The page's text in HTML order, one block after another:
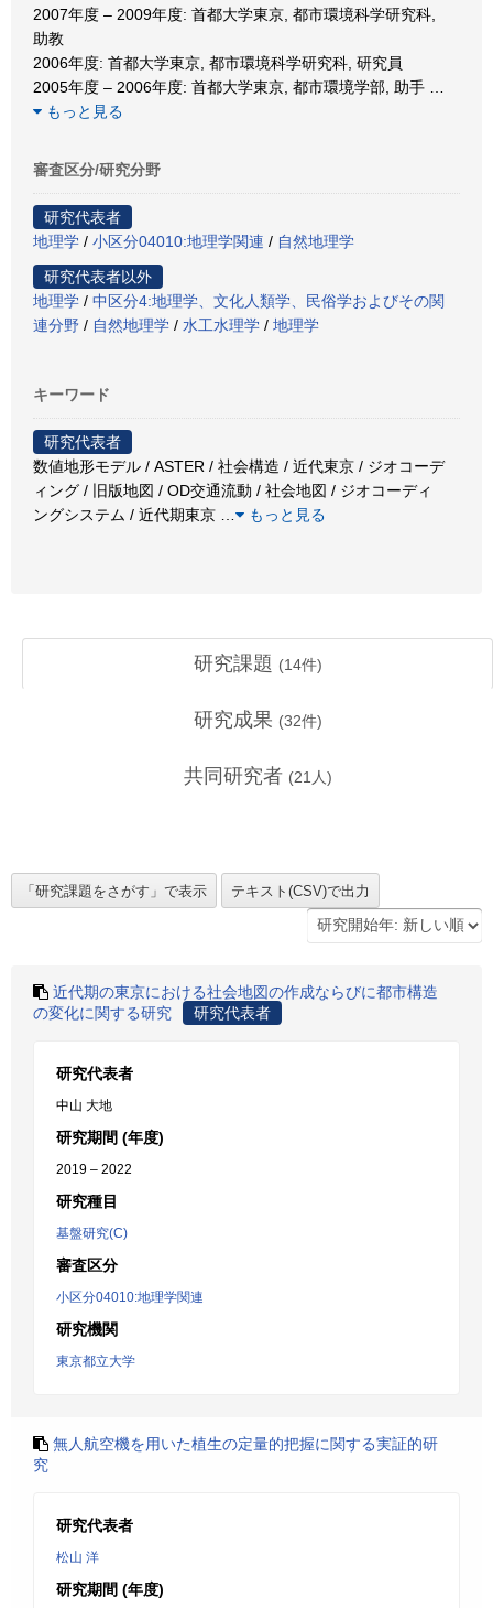
2007年度 – 2009年度: 首都大学東京, 都市環境科学研究科,
助教
2006年度: 首都大学東京, 都市環境科学研究科, 研究員
2005年度 – 2006年度: 首都大学東京, 都市環境学部, 助手
もっと見る
審査区分/研究分野
研究代表者
地理学 / 小区分04010:地理学関連 / 自然地理学
研究代表者以外
地理学 / 中区分4:地理学、文化人類学、民俗学およびその関
連分野 / 自然地理学 / 水工水理学 / 地理学
キーワード
研究代表者
数値地形モデル / ASTER / 社会構造 / 近代東京 / ジオコーデ
ィング / 旧版地図 / OD交通流動 / 社会地図 / ジオコーディ
ングシステム / 近代期東京
もっと見る
研究課題 (14件)
研究成果 (32件)
共同研究者 (21 人)
近代期の東京における社会地図の作成ならびに都市構造
の変化に関する研究
研究代表者
研究代表者
中山 大地
研究期間 (年度)
2019 – 2022
研究種目
基盤研究(C)
審査区分
小区分04010:地理学関連
研究機関
東京都立大学
無人航空機を用いた植生の定量的把握に関する実証的研
究
研究代表者
松山 洋
研究期間 (年度)